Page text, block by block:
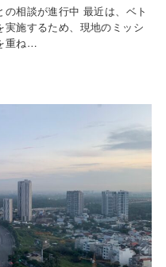
相談が進行中 最近は、ベト
施するため、現地のミッシ
重ね…